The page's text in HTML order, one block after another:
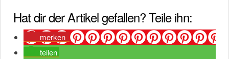
Hat dir der Artikel gefallen? Teile ihn:
merken
teilen